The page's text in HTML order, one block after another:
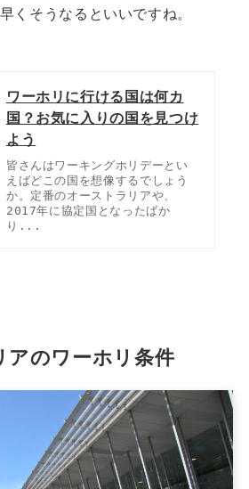
くそうなるといいですね。
ワーホリに行ける国は何カ
国？お気に入りの国を見つけ
よう
皆さんはワーキングホリデーとい
えばどこの国を想像するでしょう
か。定番のオーストラリアや、
2017年に協定国となったばか
り...
アのワーホリ条件